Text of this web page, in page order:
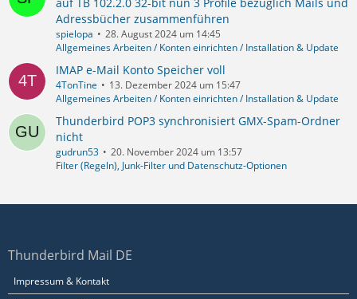
Adressbücher zusammenführen
spielopa
28. August 2024 um 14:45
Allgemeines Arbeiten / Konten einrichten / Installation & Update
IMAP e-Mail Konto Speicher voll
4TonTine
13. Dezember 2024 um 15:47
Allgemeines Arbeiten / Konten einrichten / Installation & Update
Thunderbird POP3 synchronisiert GMX-Spam-Ordner
nicht
gudrun53
20. November 2024 um 13:57
Filter (Regeln), Junk-Filter und Datenschutz-Optionen
Thunderbird Mail DE
Impressum & Kontakt